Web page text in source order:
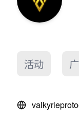
活动